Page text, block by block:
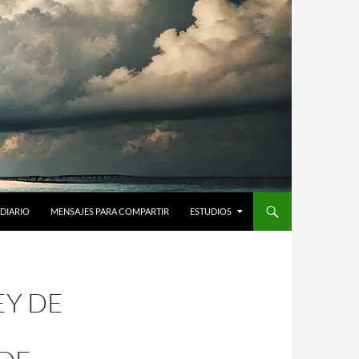
MENSAJES PARA COMPARTIR ESTUDIOS
DE